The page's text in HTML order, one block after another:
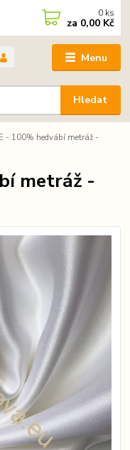
Menu
Hledat
0 ks
za 0,00 Kč
- 100% hedvábí metráž -
metráž -